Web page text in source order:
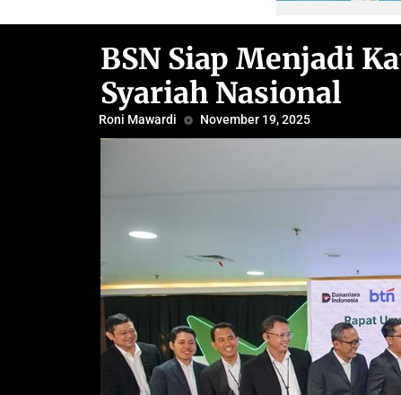
BSN Siap Menjadi
Syariah Nasional
Roni Mawardi November 19, 2025